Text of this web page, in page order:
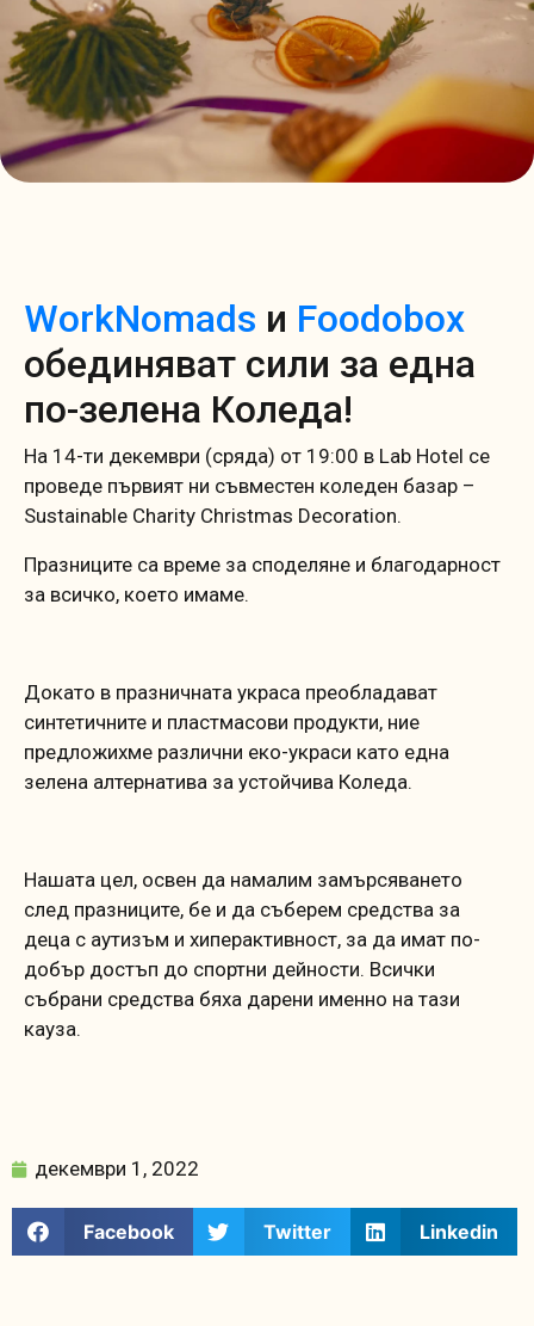
WorkNomads и Foodobox
обединяват сили за една
по-зелена Коледа!
На 14-ти декември (сряда) от 19:00 в Lab Hotel се
проведе първият ни съвместен коледен базар –
Sustainable Charity Christmas Decoration.
Празниците са време за споделяне и благодарност
за всичко, което имаме.
Докато в празничната украса преобладават
синтетичните и пластмасови продукти, ние
предложихме различни еко-украси като една
зелена алтернатива за устойчива Коледа.
Нашата цел, освен да намалим замърсяването
след празниците, бе и да съберем средства за
деца с аутизъм и хиперактивност, за да имат по-
добър достъп до спортни дейности. Всички
събрани средства бяха дарени именно на тази
кауза.
декември 1, 2022
Facebook Twitter Linkedin